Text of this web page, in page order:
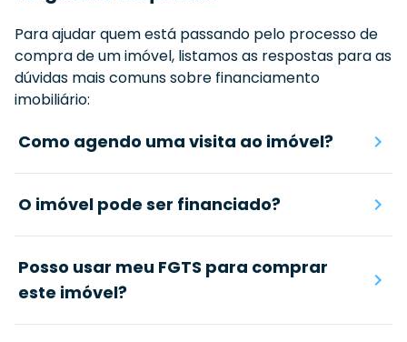
Para ajudar quem está passando pelo processo de
compra de um imóvel, listamos as respostas para as
dúvidas mais comuns sobre financiamento
imobiliário:
Como agendo uma visita ao imóvel?
O imóvel pode ser financiado?
Posso usar meu FGTS para comprar
este imóvel?